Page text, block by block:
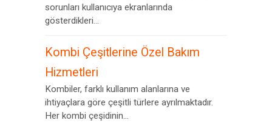
sorunları kullanıcıya ekranlarında
gösterdikleri...
Kombi Çeşitlerine Özel Bakım
Hizmetleri
Kombiler, farklı kullanım alanlarına ve
ihtiyaçlara göre çeşitli türlere ayrılmaktadır.
Her kombi çeşidinin...